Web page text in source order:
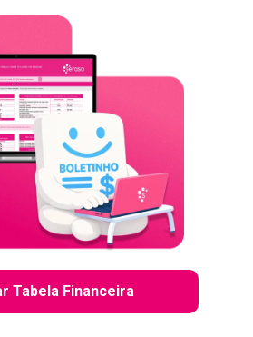
Tabela Financeira